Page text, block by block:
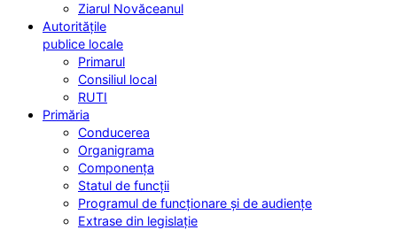
Ziarul Novăceanul
Autoritățile
publice locale
Primarul
Consiliul local
RUTI
Primăria
Conducerea
Organigrama
Componența
Statul de funcții
Programul de funcționare și de audiențe
Extrase din legislație